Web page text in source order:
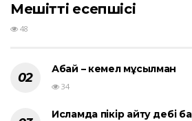
Мешіттің есепшісі
48
Абай – кемел мұсылман
34
Исламда пікір айту әдебі